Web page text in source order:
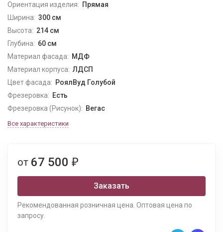
Ориентация изделия: Прямая
Ширина: 300 см
Высота: 214 см
Глубина: 60 см
Материал фасада: МДФ
Материал корпуса: ЛДСП
Цвет фасада: РоялВуд Голубой
Фрезеровка: Есть
Фрезеровка (Рисунок): Вегас
Все характеристики
от 67 500 ₽
Заказать
Рекомендованная розничная цена. Оптовая цена по
запросу.